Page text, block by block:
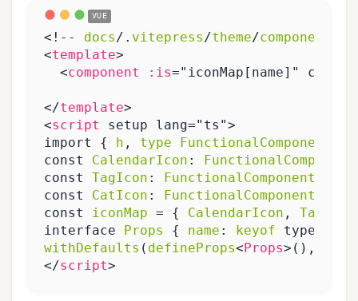
<!-- docs/ . vitepress/theme/components
<template>
<component :is="iconMap[name]" class
</template>
<script setup lang="ts">
import
{ h , type FunctionalComponent
const
CalendarIcon :
FunctionalComponent
const
TagIcon : FunctionalComponent
const
CatIcon : FunctionalComponent
const
iconMap = { CalendarIcon , TagIcon
interface
Props { name : keyof typeof
withDefaults ( defineProps< Props>(),
</script>